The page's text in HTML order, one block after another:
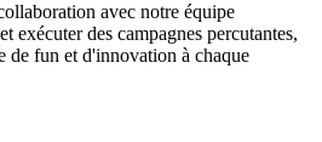
avec notre équipe
exécuter des campagnes percutantes,
de fun et d'innovation à chaque